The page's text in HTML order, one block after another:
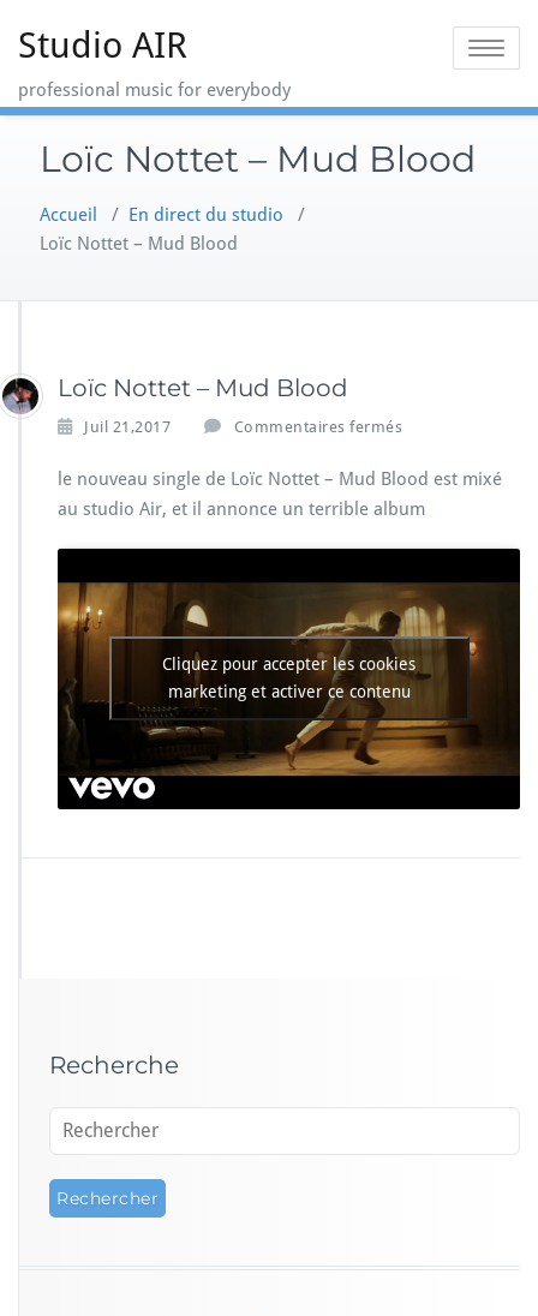
Studio AIR
professional music for everybody
Toggle
Loïc Nottet – Mud Blood
Accueil / En direct du studio /
Loïc Nottet – Mud Blood
Loïc Nottet – Mud Blood
Juil 21,2017 Commentaires fermés
r
o
ï
N
o
t
t
e
t
–
M
d
l
le nouveau single de Loïc Nottet – Mud Blood est mixé
au studio Air, et il annonce un terrible album
Cliquez pour accepter les cookies
marketing et activer ce contenu
Recherche